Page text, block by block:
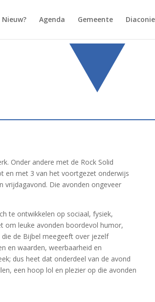
Nieuw? Agenda Gemeente
Onder andere met de Rock Solid
en met 3 van het voortgezet onderwijs
vrijdagavond. Die avonden ongeveer
te ontwikkelen op sociaal, fysiek,
om leuke avonden boordevol humor,
die de Bijbel meegeeft over jezelf
en waarden, weerbaarheid en
dus heet dat onderdeel van de avond
een hoop lol en plezier op die avonden